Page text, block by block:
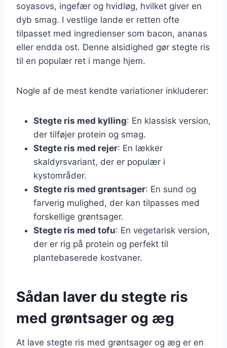
soyasovs, ingefær og hvidløg, hvilket giver en
dyb smag. I vestlige lande er retten ofte
tilpasset med ingredienser som bacon, ananas
eller endda ost. Denne alsidighed gør stegte ris
til en populær ret i mange hjem.
Nogle af de mest kendte variationer inkluderer:
Stegte ris med kylling: En klassisk version,
der tilføjer protein og smag.
Stegte ris med rejer: En lækker
skaldyrsvariant, der er populær i
kystområder.
Stegte ris med grøntsager: En sund og
farverig mulighed, der kan tilpasses med
forskellige grøntsager.
Stegte ris med tofu: En vegetarisk version,
der er rig på protein og perfekt til
plantebaserede kostvaner.
Sådan laver du stegte ris
med grøntsager og æg
At lave stegte ris med grøntsager og æg er en